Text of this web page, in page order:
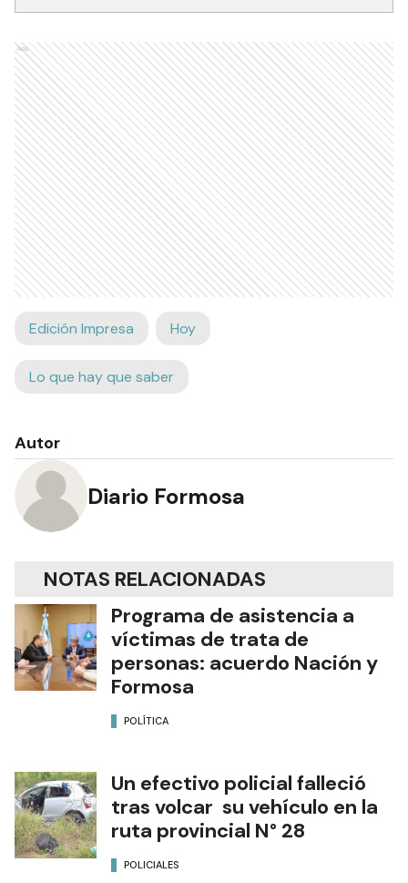
Ads
Edición Impresa Hoy
Lo que hay que saber
Autor
Diario Formosa
NOTAS RELACIONADAS
Programa de asistencia a
víctimas de trata de
personas: acuerdo Nación y
Formosa
POLÍTICA
Un efectivo policial falleció
tras volcar su vehículo en la
ruta provincial N° 28
POLICIALES